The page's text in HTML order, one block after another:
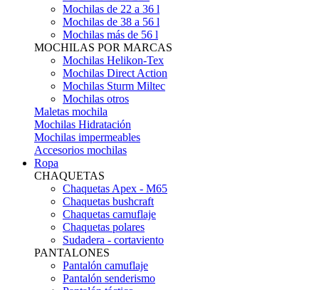
Mochilas de 22 a 36 l
Mochilas de 38 a 56 l
Mochilas más de 56 l
MOCHILAS POR MARCAS
Mochilas Helikon-Tex
Mochilas Direct Action
Mochilas Sturm Miltec
Mochilas otros
Maletas mochila
Mochilas Hidratación
Mochilas impermeables
Accesorios mochilas
Ropa
CHAQUETAS
Chaquetas Apex - M65
Chaquetas bushcraft
Chaquetas camuflaje
Chaquetas polares
Sudadera - cortaviento
PANTALONES
Pantalón camuflaje
Pantalón senderismo